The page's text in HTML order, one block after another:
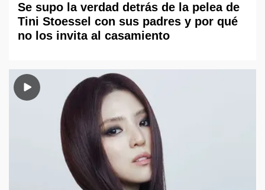
Se supo la verdad detrás de la pelea de
Tini Stoessel con sus padres y por qué
no los invita al casamiento